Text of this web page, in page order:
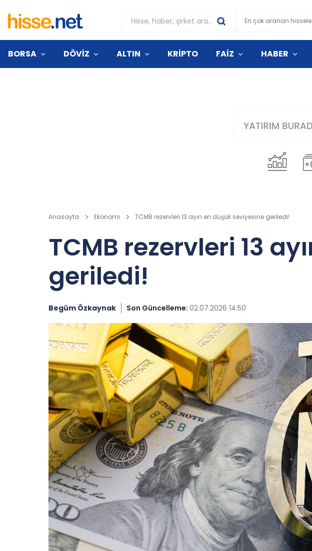
En çok aranan
BORSA DÖVİZ ALTIN KRİPTO FAİZ HABER
Anasayfa Ekonomi TCMB rezervleri 13 ayın en düşük seviyesine geriledi!
TCMB rezervleri 13
geriledi!
Begüm Özkaynak Son Güncelleme: 02.07.2026 14:50